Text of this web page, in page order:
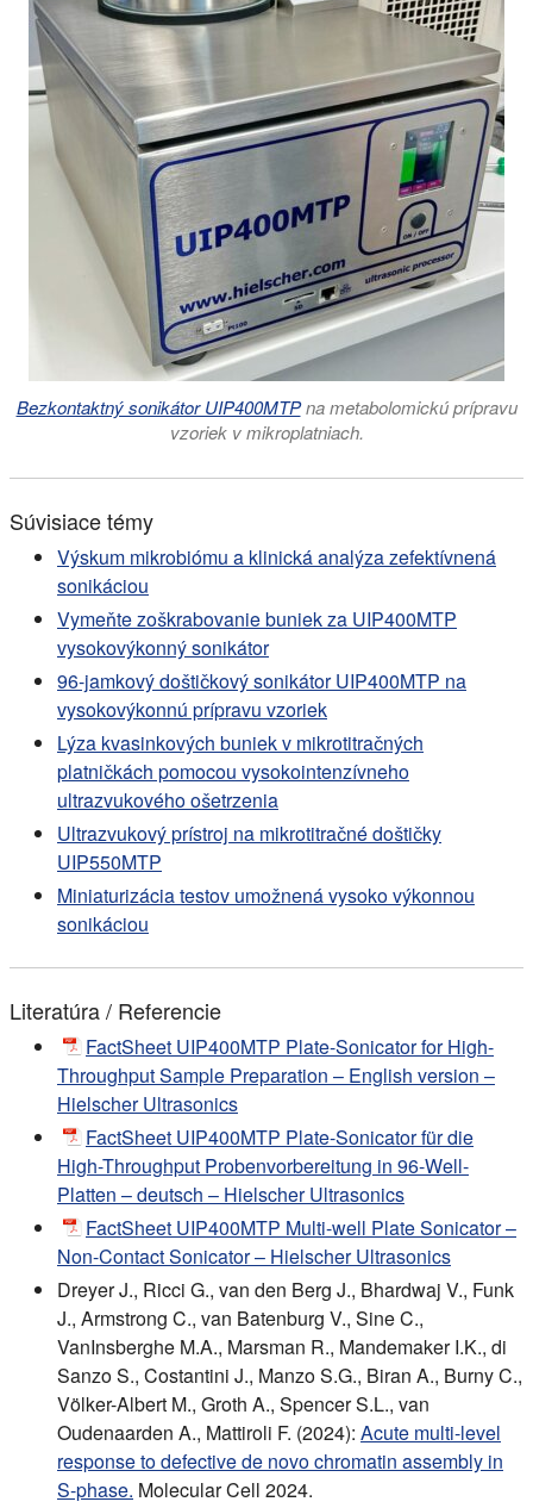
Bezkontaktný sonikátor UIP400MTPna metabolomickú prípravu
vzoriek v mikroplatniach.
Súvisiace témy
Výskum mikrobiómu a klinická analýza zefektívnená
sonikáciou
Vymeňte zoškrabovanie buniek za UIP400MTP
vysokovýkonný sonikátor
96-jamkový doštičkový sonikátor UIP400MTP na
vysokovýkonnú prípravu vzoriek
Lýza kvasinkových buniek v mikrotitračných
platničkách pomocou vysokointenzívneho
ultrazvukového ošetrzenia
Ultrazvukový prístroj na mikrotitračné doštičky
UIP550MTP
Miniaturizácia testov umožnená vysoko výkonnou
sonikáciou
Literatúra / Referencie
FactSheet UIP400MTP Plate-Sonicator for High-
Throughput Sample Preparation – English version –
Hielscher Ultrasonics
FactSheet UIP400MTP Plate-Sonicator für die
High-Throughput Probenvorbereitung in 96-Well-
Platten – deutsch – Hielscher Ultrasonics
FactSheet UIP400MTP Multi-well Plate Sonicator –
Non-Contact Sonicator – Hielscher Ultrasonics
Dreyer J., Ricci G., van den Berg J., Bhardwaj V., Funk
J., Armstrong C., van Batenburg V., Sine C.,
VanInsberghe M.A., Marsman R., Mandemaker I.K., di
Sanzo S., Costantini J., Manzo S.G., Biran A., Burny C.,
Völker-Albert M., Groth A., Spencer S.L., van
Oudenaarden A., Mattiroli F. (2024): Acute multi-level
response to defective de novo chromatin assembly in
S-phase. Molecular Cell 2024.